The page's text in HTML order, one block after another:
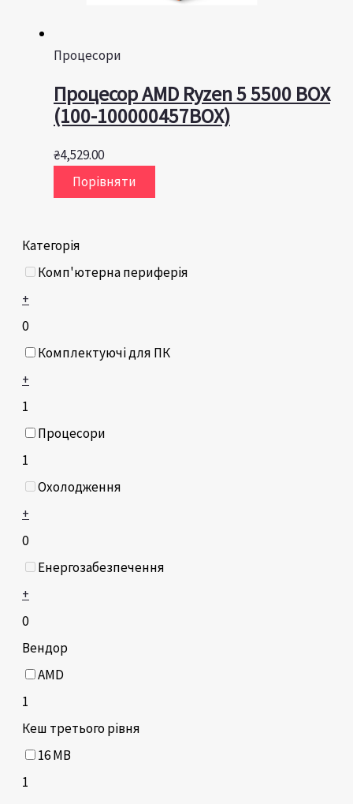
Категорія
Комп'ютерна периферія
+
0
Комплектуючі для ПК
+
1
Процесори
1
Охолодження
+
0
Енергозабезпечення
+
0
Вендор
AMD
1
Кеш третього рівня
16 MB
1
Процесори
Процесор AMD Ryzen 5 5500 BOX
(100-100000457BOX)
₴4,529.00
Порівняти